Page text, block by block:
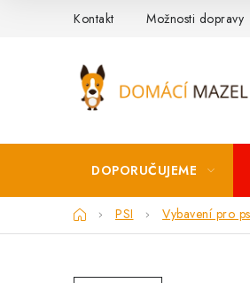
Kontakt Možnosti dopravy
DOPORUČUJEME
DomůPSI Vybavení pro